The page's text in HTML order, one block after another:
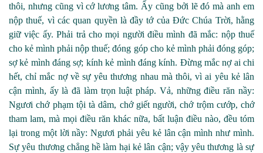
thôi, nhưng cũng vì cớ lương tâm. Ấy cũng bởi lẽ đó mà anh em
nộp thuế, vì các quan quyền là đầy tớ của Đức Chúa Trời, hằng
giữ việc ấy. Phải trả cho mọi người điều mình đã mắc: nộp thuế
cho kẻ mình phải nộp thuế; đóng góp cho kẻ mình phải đóng góp;
sợ kẻ mình đáng sợ; kính kẻ mình đáng kính. Đừng mắc nợ ai chi
hết, chỉ mắc nợ về sự yêu thương nhau mà thôi, vì ai yêu kẻ lân
cận mình, ấy là đã làm trọn luật pháp. Vả, những điều răn nầy:
Ngươi chớ phạm tội tà dâm, chớ giết người, chớ trộm cướp, chớ
tham lam, mà mọi điều răn khác nữa, bất luận điều nào, đều tóm
lại trong một lời nầy: Ngươi phải yêu kẻ lân cận mình như mình.
Sự yêu thương chẳng hề làm hại kẻ lân cận; vậy yêu thương là sự